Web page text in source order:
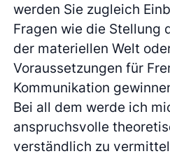
werden Sie zugleich
Fragen wie die Stellung
der materiellen Welt
Voraussetzungen für
Kommunikation
Bei all dem werde ich
anspruchsvolle
verständlich zu